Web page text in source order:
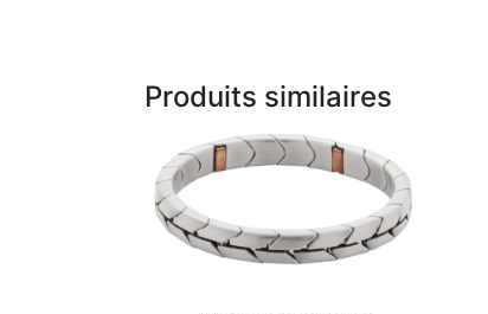
Produits similaires